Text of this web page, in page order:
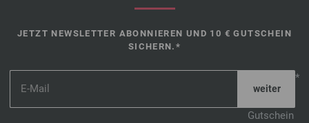
JETZT NEWSLETTER ABONNIEREN UND 10 € GUTSCHEIN
SICHERN.*
*
Gutschein